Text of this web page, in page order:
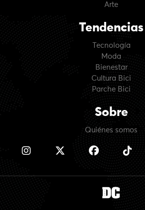
Arte
Tendencias
Tecnología
Moda
Bienestar
Cultura Bici
Parche Bici
Sobre
Quiénes somos